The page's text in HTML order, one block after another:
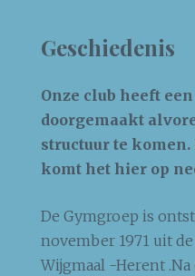
Geschiedenis
Onze club heeft
doorgemaakt
structuur te
komt het hier op
De Gymgroep is
november 1971 uit
Wijgmaal -Herent